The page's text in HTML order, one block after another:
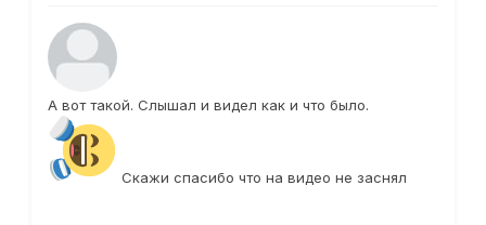
А вот такой. Слышал и видел как и что было.
Скажи спасибо что на видео не заснял